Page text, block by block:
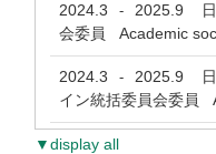
2024.3 - 2025.9 日
会委員 Academic
2024.3 - 2025.9 日
イン統括委員会委員
▼display all